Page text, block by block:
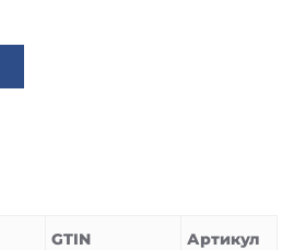
GTIN Артикул